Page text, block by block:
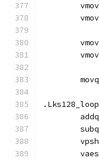
.Lks128_loop